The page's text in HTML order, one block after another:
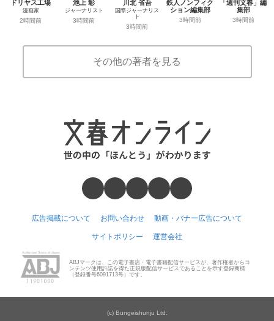
ドリヤス工場
漫画家
2時間前
池上 彰
ジャーナリスト
3時間前
川北 省吾
国際ジャーナリス
ト
3時間前
鉄人ノンフィク
ション編集部
3時間前
「週刊文春」編
集部
3時間前
その他の著者を見る
広告掲載について お問い合わせ 動画・バナー広告について
サイトポリシー 運営会社
ABJマークは、この電子書店・電子書籍配信サービスが、著作権者からコ
ンテンツ使用許諾を得た正規版配信サービスであることを示す登録商標
（登録番号6091713号）です。
(c) Bungeishunju Ltd.